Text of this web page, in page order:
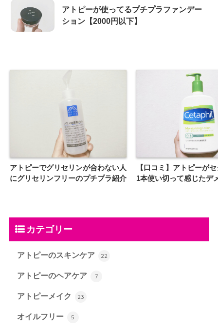
アトピーが使ってるプチプラファンデー
ション【2000円以下】
アトピーでグリセリンが合わない人
にグリセリンフリーのプチプラ紹介
【口コミ】アトピーが
1本使い切って感じたデ
カテゴリー
アトピーのスキンケア 22
アトピーのヘアケア 7
アトピーメイク 23
オイルフリー 5